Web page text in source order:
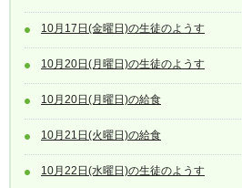
10月17日(金曜日)の生徒のようす
10月20日(月曜日)の生徒のようす
10月20日(月曜日)の給食
10月21日(火曜日)の給食
10月22日(水曜日)の生徒のようす